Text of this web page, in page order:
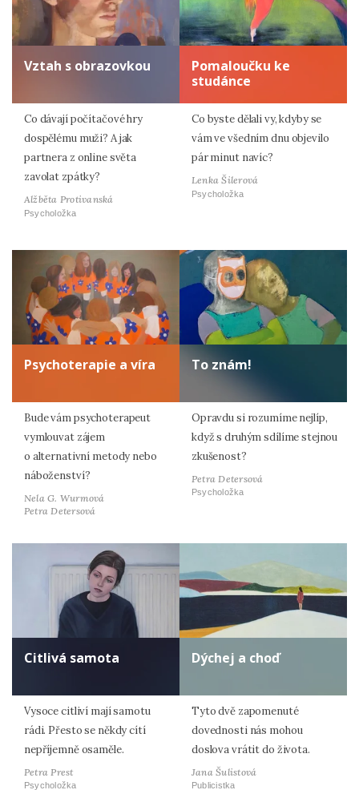
Vztah s obrazovkou
Co dávají počítačové hry
dospělému muži? A jak
partnera z online světa
zavolat zpátky?
Alžběta Protivanská
Psycholožka
Pomaloučku ke
studánce
Co byste dělali vy, kdyby se
vám ve všedním dnu objevilo
pár minut navíc?
Lenka Šilerová
Psycholožka
Psychoterapie a víra
Bude vám psychoterapeut
vymlouvat zájem
o alternativní metody nebo
náboženství?
Nela G. Wurmová
Petra Detersová
To znám!
Opravdu si rozumíme nejlíp,
když s druhým sdílíme stejnou
zkušenost?
Petra Detersová
Psycholožka
Citlivá samota
Vysoce citliví mají samotu
rádi. Přesto se někdy cítí
nepříjemně osaměle.
Petra Prest
Psycholožka
Dýchej a choď
Tyto dvě zapomenuté
dovednosti nás mohou
doslova vrátit do života.
Jana Šulistová
Publicistka